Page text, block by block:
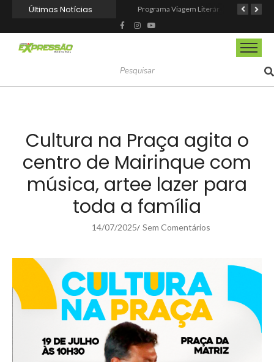
Últimas Notícias
Cultura na Praça agita o
centro de Mairinque com
música, artee lazer para
toda a família
14/07/2025/ Sem Comentários